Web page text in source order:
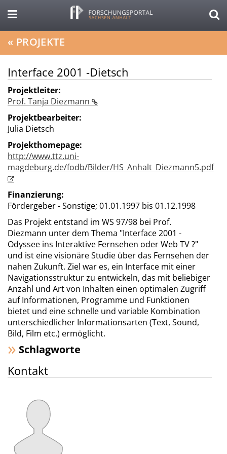
« PROJEKTE
Interface 2001 -Dietsch
Projektleiter:
Prof. Tanja Diezmann
Projektbearbeiter:
Julia Dietsch
Projekthomepage:
http://www.ttz.uni-
magdeburg.de/fodb/Bilder/HS_Anhalt_Diezmann5.pdf
Finanzierung:
Fördergeber - Sonstige; 01.01.1997 bis 01.12.1998
Das Projekt entstand im WS 97/98 bei Prof.
Diezmann unter dem Thema "Interface 2001 -
Odyssee ins Interaktive Fernsehen oder Web TV ?"
und ist eine visionäre Studie über das Fernsehen der
nahen Zukunft. Ziel war es, ein Interface mit einer
Navigationsstruktur zu entwickeln, das mit beliebiger
Anzahl und Art von Inhalten einen optimalen Zugriff
auf Informationen, Programme und Funktionen
bietet und eine schnelle und variable Kombination
unterschiedlicher Informationsarten (Text, Sound,
Bild, Film etc.) ermöglicht.
Schlagworte
Kontakt